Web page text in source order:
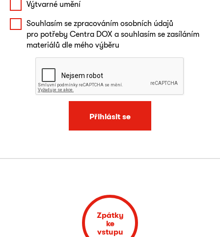
Výtvarné umění
Souhlasím se zpracováním osobních údajů
pro potřeby Centra DOX a souhlasím se zasíláním
materiálů dle mého výběru
Přihlásit se
Zpátky
ke
vstupu